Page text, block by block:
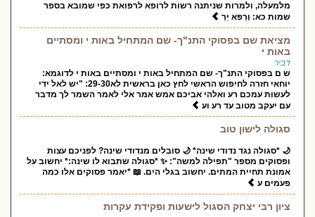
מלמעלה, ולמרות שניתנה רשות לרופא לרפואת כפי שמובא בספר
שמות כא: וְרַפֹּא יְרַ
מציאת שם בפסוקי התנ"ך- שם המתחיל באות י ומסתיים
באות י
דביר
ש ם בפסוקי התנ"ך- שם המתחיל באות י ומסתיים באות י לדוגמא:
יוחאי חזרה לחיפוש הראשי לחץ כאן בראשית לא29-30: "יש לאל ידי
לעשות עמכם רע ואלהי אביכם אמש אמר אלי לאמר השמר לך מדבר
עם יעקב מטוב עד רע וע
סגולה לישון טוב
🌙 *סגולה נגד נדודי שינה* 🌙 סובלים מנדודי שינה? לפניכם עצות
ופסוקים מספר "תפילה למשה": ✨ *סגולה שתבוא לו שינה:* יחשוב על
אמונת תחיית המתים. יחשוב בגלי הים. 📖 *יאמר פסוקים אלו כמה
פעמים ע
ציון רבי יצחק הסגול לישעות ופקידת עקרות